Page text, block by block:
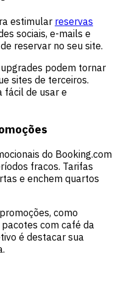
estimular reservas
sociais, e-mails e
reservar no seu site.
podem tornar
sites de terceiros.
fácil de usar e
do Booking.com
fracos. Tarifas
e enchem quartos
como
com café da
é destacar sua